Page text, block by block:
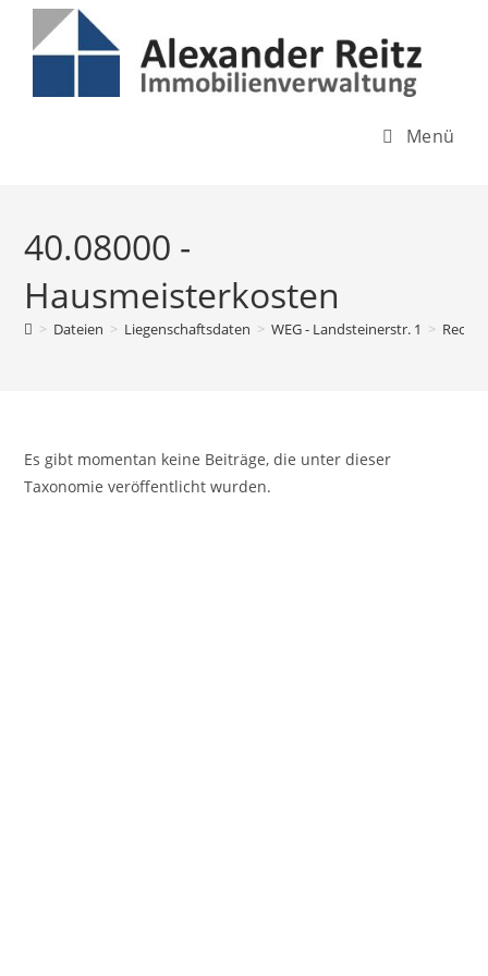
springen
Inhalt
Menü
40.08000 -
Hausmeisterkosten
> Dateien > Liegenschaftsdaten > WEG - Landsteinerstr. 1 >
Es gibt momentan keine Beiträge, die unter dieser
Taxonomie veröffentlicht wurden.